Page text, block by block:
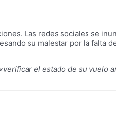
Las redes sociales se
su malestar por la falta
«verificar el estado de su vuelo